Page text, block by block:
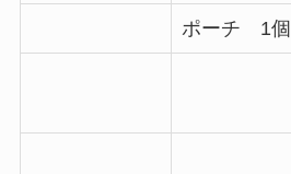
ポーチ 1個